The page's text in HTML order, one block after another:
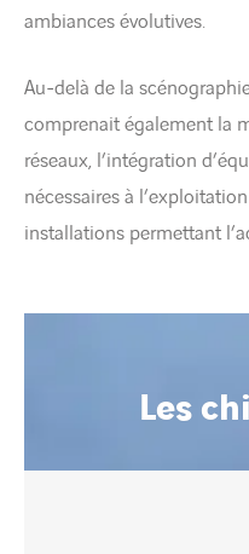
ambiances évolutives.
Au-delà de la
comprenait également la
réseaux, l’intégration
nécessaires à
installations permettant
Les